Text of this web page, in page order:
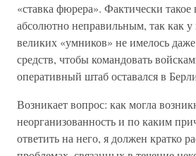
«ставка фюрера». Фактически
абсолютно неправильным, так как
великих «умников» не имелось
средств, чтобы командовать
оперативный штаб оставался в
Возникает вопрос: как могла
неорганизованность и по каким
ответить на него, я должен кратко